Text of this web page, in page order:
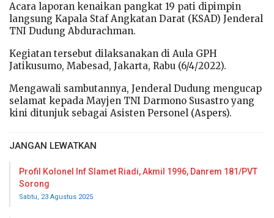
Acara laporan kenaikan pangkat 19 pati dipimpin
langsung Kapala Staf Angkatan Darat (KSAD) Jenderal
TNI Dudung Abdurachman.
Kegiatan tersebut dilaksanakan di Aula GPH
Jatikusumo, Mabesad, Jakarta, Rabu (6/4/2022).
Mengawali sambutannya, Jenderal Dudung mengucap
selamat kepada Mayjen TNI Darmono Susastro yang
kini ditunjuk sebagai Asisten Personel (Aspers).
JANGAN LEWATKAN
Profil Kolonel Inf Slamet Riadi, Akmil 1996, Danrem 181/PVT
Sorong
Sabtu, 23 Agustus 2025